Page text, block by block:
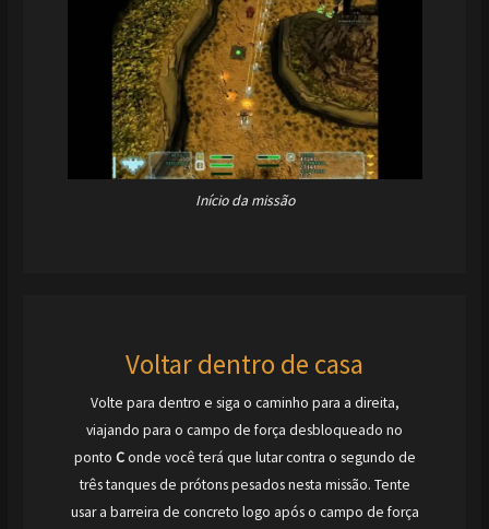
Início da missão
Voltar dentro de casa
Volte para dentro e siga o caminho para a direita,
viajando para o campo de força desbloqueado no
ponto Conde você terá que lutar contra o segundo de
três tanques de prótons pesados nesta missão. Tente
usar a barreira de concreto logo após o campo de força